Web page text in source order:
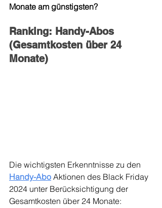
Monate am günstigsten?
Ranking: Handy-Abos
(Gesamtkosten über 24
Monate)
Die wichtigsten Erkenntnisse zu den
Handy-Abo Aktionen des Black Friday
2024 unter Berücksichtigung der
Gesamtkosten über 24 Monate: